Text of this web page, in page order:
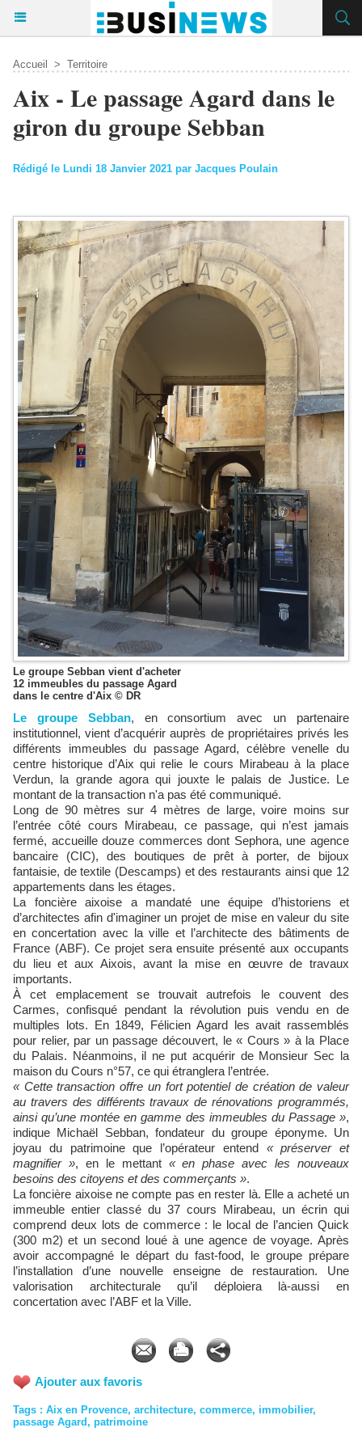
Accueil > Territoire
Aix - Le passage Agard dans le
giron du groupe Sebban
Rédigé le Lundi 18 Janvier 2021 par Jacques Poulain
Le groupe Sebban vient d'acheter
12 immeubles du passage Agard
dans le centre d'Aix © DR
Le groupe Sebban, en consortium avec un partenaire
institutionnel, vient d’acquérir auprès de propriétaires privés les
différents immeubles du passage Agard, célèbre venelle du
centre historique d’Aix qui relie le cours Mirabeau à la place
Verdun, la grande agora qui jouxte le palais de Justice. Le
montant de la transaction n'a pas été communiqué.
Long de 90 mètres sur 4 mètres de large, voire moins sur
l’entrée côté cours Mirabeau, ce passage, qui n’est jamais
fermé, accueille douze commerces dont Sephora, une agence
bancaire (CIC), des boutiques de prêt à porter, de bijoux
fantaisie, de textile (Descamps) et des restaurants ainsi que 12
appartements dans les étages.
La foncière aixoise a mandaté une équipe d’historiens et
d’architectes afin d'imaginer un projet de mise en valeur du site
en concertation avec la ville et l’architecte des bâtiments de
France (ABF). Ce projet sera ensuite présenté aux occupants
du lieu et aux Aixois, avant la mise en œuvre de travaux
importants.
À cet emplacement se trouvait autrefois le couvent des
Carmes, confisqué pendant la révolution puis vendu en de
multiples lots. En 1849, Félicien Agard les avait rassemblés
pour relier, par un passage découvert, le « Cours » à la Place
du Palais. Néanmoins, il ne put acquérir de Monsieur Sec la
maison du Cours n°57, ce qui étranglera l’entrée.
« Cette transaction offre un fort potentiel de création de valeur
au travers des différents travaux de rénovations programmés,
ainsi qu’une montée en gamme des immeubles du Passage »,
indique Michaël Sebban, fondateur du groupe éponyme. Un
joyau du patrimoine que l’opérateur entend « préserver et
magnifier », en le mettant« en phase avec les nouveaux
besoins des citoyens et des commerçants ».
La foncière aixoise ne compte pas en rester là. Elle a acheté un
immeuble entier classé du 37 cours Mirabeau, un écrin qui
comprend deux lots de commerce : le local de l’ancien Quick
(300 m2) et un second loué à une agence de voyage. Après
avoir accompagné le départ du fast-food, le groupe prépare
l’installation d’une nouvelle enseigne de restauration. Une
valorisation architecturale qu’il déploiera là-aussi en
concertation avec l’ABF et la Ville.
Ajouter aux favoris
Tags : Aix en Provence, architecture, commerce, immobilier,
passage Agard , patrimoine